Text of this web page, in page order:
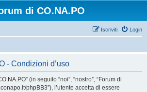
di CO.NA.PO
Login
Iscriviti
- Condizioni d’uso
(in seguito “noi”, “nostro”, “Forum di
phpBB3”), l’utente accetta di essere